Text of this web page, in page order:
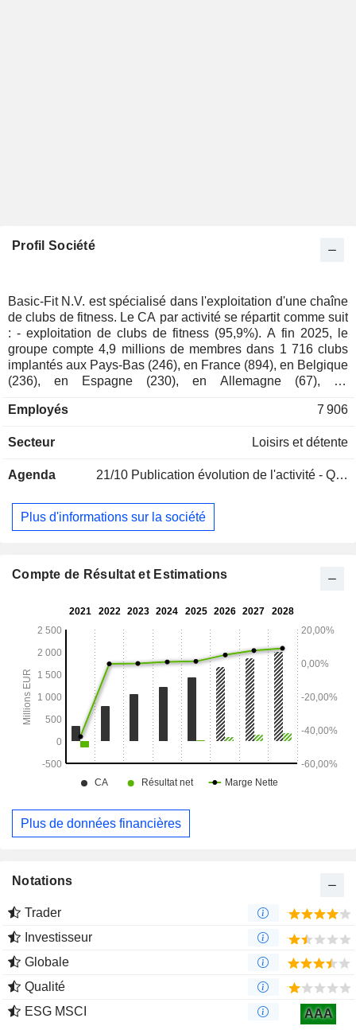
Profil Société
Basic-Fit N.V. est spécialisé dans l'exploitation d'une chaîne
de clubs de fitness. Le CA par activité se répartit comme suit
: - exploitation de clubs de fitness (95,9%). A fin 2025, le
groupe compte 4,9 millions de membres dans 1 716 clubs
implantés aux Pays-Bas (246), en France (894), en Belgique
(236), en Espagne (230), en Allemagne (67), au
prestations d'entraînement personnel, vente de boissons et
CA est la suivante : Pays-Bas (20,6%), France (46,4%),
Allemagne (1,2%) et Autriche (0,4%).
Employés 7 906
Secteur Loisirs et détente
Agenda 21/10 Publication évolution de l'activité - Q3 2026
Plus d'informations sur la société
Compte de Résultat et Estimations
Plus de données financières
Notations
Trader
Investisseur
Globale
Qualité
ESG MSCI
AAA